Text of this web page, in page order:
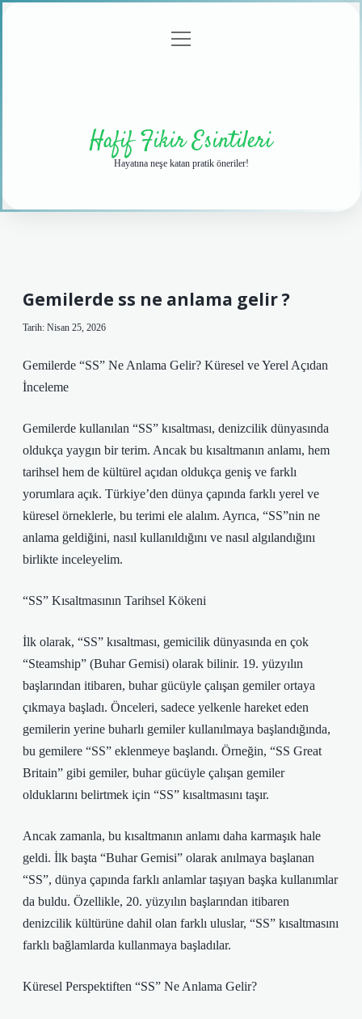
menüyü
Hafif Fikir Esintileri
Hayatına neşe katan pratik öneriler!
Gemilerde ss ne anlama gelir ?
Tarih: Nisan 25, 2026
Gemilerde “SS” Ne Anlama Gelir? Küresel ve Yerel Açıdan
İnceleme
Gemilerde kullanılan “SS” kısaltması, denizcilik dünyasında
oldukça yaygın bir terim. Ancak bu kısaltmanın anlamı, hem
tarihsel hem de kültürel açıdan oldukça geniş ve farklı
yorumlara açık. Türkiye’den dünya çapında farklı yerel ve
küresel örneklerle, bu terimi ele alalım. Ayrıca, “SS”nin ne
anlama geldiğini, nasıl kullanıldığını ve nasıl algılandığını
birlikte inceleyelim.
“SS” Kısaltmasının Tarihsel Kökeni
İlk olarak, “SS” kısaltması, gemicilik dünyasında en çok
“Steamship” (Buhar Gemisi) olarak bilinir. 19. yüzyılın
başlarından itibaren, buhar gücüyle çalışan gemiler ortaya
çıkmaya başladı. Önceleri, sadece yelkenle hareket eden
gemilerin yerine buharlı gemiler kullanılmaya başlandığında,
bu gemilere “SS” eklenmeye başlandı. Örneğin, “SS Great
Britain” gibi gemiler, buhar gücüyle çalışan gemiler
olduklarını belirtmek için “SS” kısaltmasını taşır.
Ancak zamanla, bu kısaltmanın anlamı daha karmaşık hale
geldi. İlk başta “Buhar Gemisi” olarak anılmaya başlanan
“SS”, dünya çapında farklı anlamlar taşıyan başka kullanımlar
da buldu. Özellikle, 20. yüzyılın başlarından itibaren
denizcilik kültürüne dahil olan farklı uluslar, “SS” kısaltmasını
farklı bağlamlarda kullanmaya başladılar.
Küresel Perspektiften “SS” Ne Anlama Gelir?